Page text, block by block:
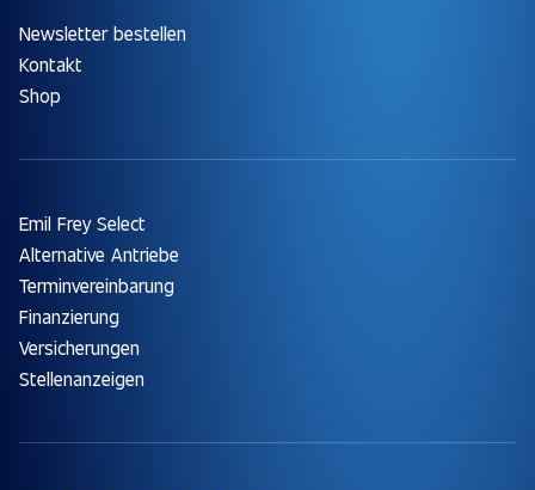
Newsletter bestellen
Kontakt
Shop
Emil Frey Select
Alternative Antriebe
Terminvereinbarung
Finanzierung
Versicherungen
Stellenanzeigen